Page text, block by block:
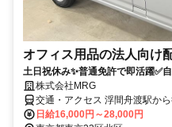
オフィス用品の法人向け
土日祝休み✨普通免許で即活躍✅
株式会社MRG
交通・アクセス 浮間舟渡駅か
日給16,000円～28,000円